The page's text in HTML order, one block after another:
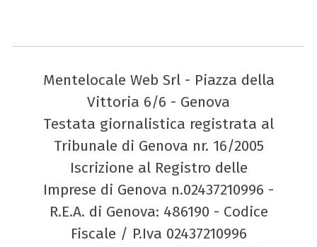
Mentelocale Web Srl - Piazza della
Vittoria 6/6 - Genova
Testata giornalistica registrata al
Tribunale di Genova nr. 16/2005
Iscrizione al Registro delle
Imprese di Genova n.02437210996 -
R.E.A. di Genova: 486190 - Codice
Fiscale / P.Iva 02437210996